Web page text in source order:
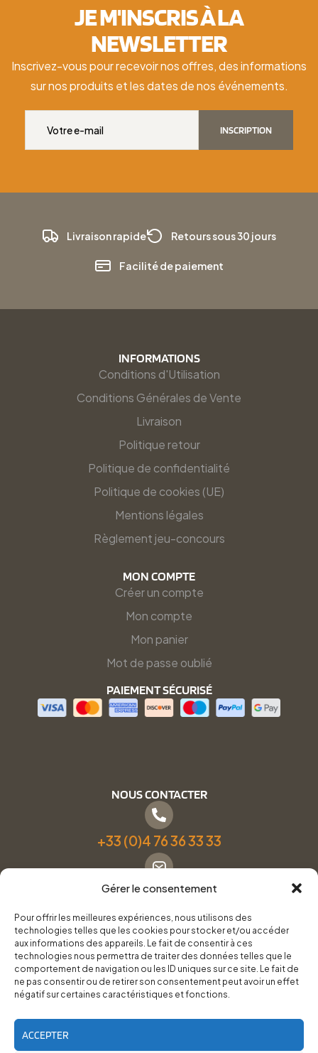
Gérer le consentement
Pour offrir les meilleures expériences, nous utilisons des
technologies telles que les cookies pour stocker et/ou accéder
aux informations des appareils. Le fait de consentir à ces
technologies nous permettra de traiter des données telles que le
comportement de navigation ou les ID uniques sur ce site. Le fait de
ne pas consentir ou de retirer son consentement peut avoir un effet
négatif sur certaines caractéristiques et fonctions.
ACCEPTER
JE M'INSCRIS À LA
NEWSLETTER
Inscrivez-vous pour recevoir nos offres, des informations
sur nos produits et les dates de nos événements.
INSCRIPTION
Livraison rapide Retours sous 30 jours
Facilité de paiement
INFORMATIONS
Conditions d'Utilisation
Conditions Générales de Vente
Livraison
Politique retour
Politique de confidentialité
Politique de cookies (UE)
Mentions légales
Règlement jeu-concours
MON COMPTE
Créer un compte
Mon compte
Mon panier
Mot de passe oublié
PAIEMENT SÉCURISÉ
NOUS CONTACTER
+33 (0)4 76 36 33 33
Formulaire de contact
Pneus Services Loisirs - Garage Point S - 28 Bd Denfert
Rochereau, 38500 Voiron